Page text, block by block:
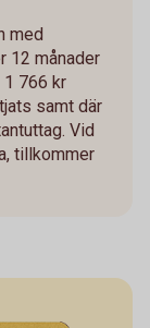
med
12 månader
766 kr
samt där
Vid
tillkommer